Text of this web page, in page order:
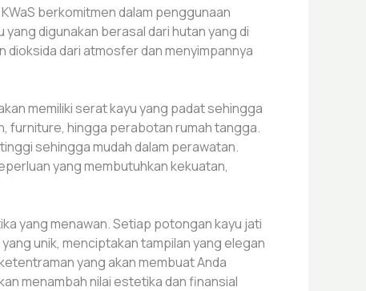
berkomitmen dalam penggunaan
digunakan berasal dari hutan yang di
dari atmosfer dan menyimpannya
memiliki serat kayu yang padat sehingga
furniture, hingga perabotan rumah tangga.
sehingga mudah dalam perawatan.
yang membutuhkan kekuatan,
yang menawan. Setiap potongan kayu jati
unik, menciptakan tampilan yang elegan
yang akan membuat Anda
menambah nilai estetika dan finansial